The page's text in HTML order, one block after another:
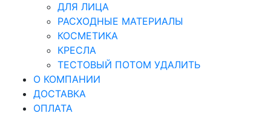
ДЛЯ ЛИЦА
РАСХОДНЫЕ МАТЕРИАЛЫ
КОСМЕТИКА
КРЕСЛА
ТЕСТОВЫЙ ПОТОМ УДАЛИТЬ
О КОМПАНИИ
ДОСТАВКА
ОПЛАТА